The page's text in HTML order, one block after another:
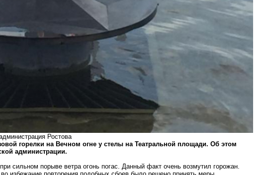
Ростова
горелки на Вечном огне у стелы на Театральной площади. Об этом
администрации.
сильном порыве ветра огонь погас. Данный факт очень возмутил горожан.